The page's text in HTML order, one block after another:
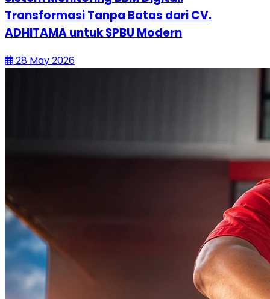
Transformasi Tanpa Batas dari CV.
ADHITAMA untuk SPBU Modern
28 May 2026